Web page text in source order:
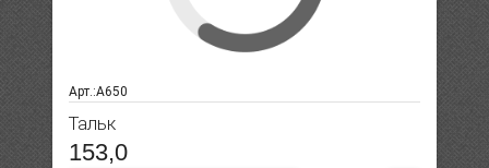
Арт.:А650
Тальк
153,0